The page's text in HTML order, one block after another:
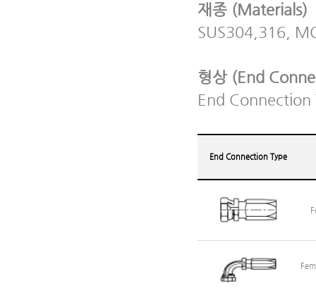
재종 (Materials)
SUS304,316,
형상 (End
End Connection
End Connection Type